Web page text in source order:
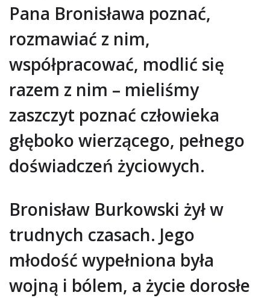
Pana Bronisława poznać,
rozmawiać z nim,
współpracować, modlić się
razem z nim – mieliśmy
zaszczyt poznać człowieka
głęboko wierzącego, pełnego
doświadczeń życiowych.
Bronisław Burkowski żył w
trudnych czasach. Jego
młodość wypełniona była
wojną i bólem, a życie dorosłe